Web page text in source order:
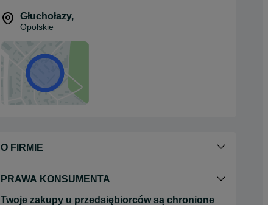
Głuchołazy,
Opolskie
O FIRMIE
PRAWA KONSUMENTA
Twoje zakupy u przedsiębiorców są chronione